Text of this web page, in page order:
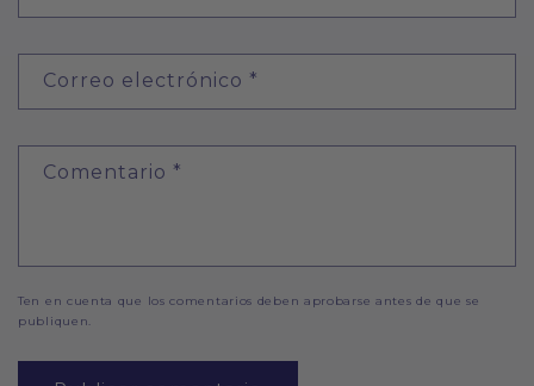
Correo electrónico *
Comentario *
Ten en cuenta que los comentarios deben aprobarse antes de que se
publiquen.